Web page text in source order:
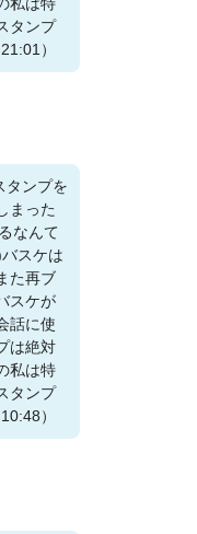
タンプ
）
タンプを
まった
なんて
スケは
た再ブ
スケが
話に使
は絶対
私は特
タンプ
）